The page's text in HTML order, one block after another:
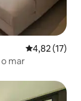
4,82 de uma
4,82 (17)
mar